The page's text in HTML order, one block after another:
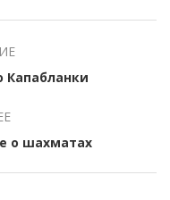
Капабланки
о шахматах